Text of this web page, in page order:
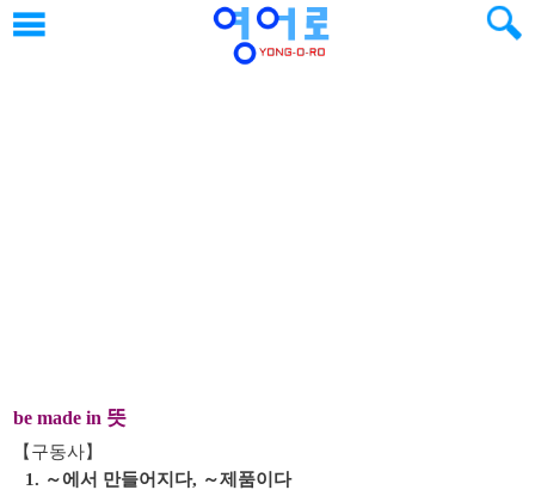
be made in 뜻
【구동사】
1. ～에서 만들어지다, ～제품이다